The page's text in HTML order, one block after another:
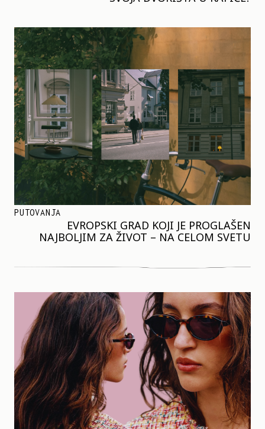
PUTOVANJA
EVROPSKI GRAD KOJI JE PROGLAŠEN
NAJBOLJIM ZA ŽIVOT – NA CELOM SVETU